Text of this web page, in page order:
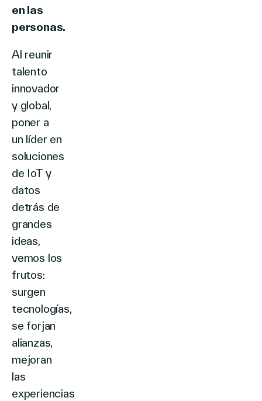
en las
personas.
Al reunir
talento
innovador
y global,
poner a
un líder en
soluciones
de IoT y
datos
detrás de
grandes
ideas,
vemos los
frutos:
surgen
tecnologías,
se forjan
alianzas,
mejoran
las
experiencias